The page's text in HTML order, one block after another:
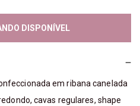
DISPONÍVEL
em ribana canelada
cavas regulares, shape